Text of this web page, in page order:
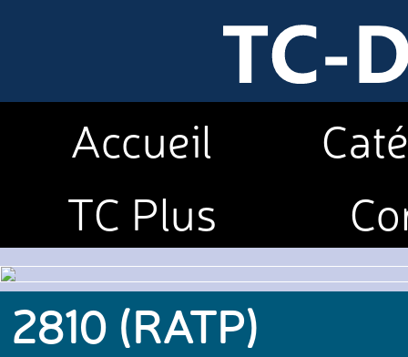
Accueil
TC Plus
2810 (RATP)